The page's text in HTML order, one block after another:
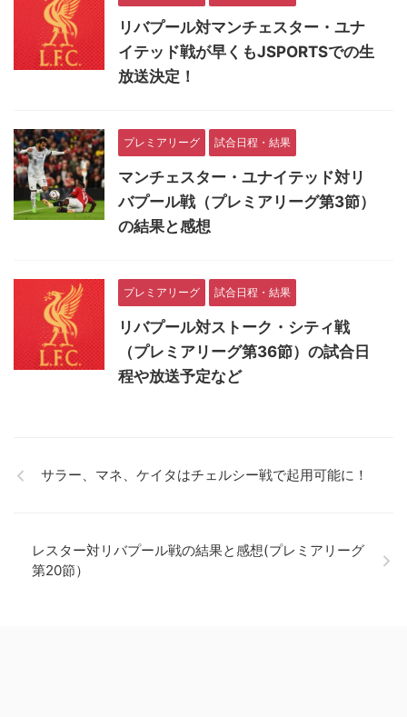
リバプール対マンチェスター・ユナ
イテッド戦が早くもJSPORTSでの生
放送決定！
プレミアリーグ 試合日程・結果
マンチェスター・ユナイテッド対リ
バプール戦（プレミアリーグ第3節）
の結果と感想
プレミアリーグ 試合日程・結果
リバプール対ストーク・シティ戦
（プレミアリーグ第36節）の試合日
程や放送予定など
サラー、マネ、ケイタはチェルシー戦で起用可能に！
レスター対リバプール戦の結果と感想(プレミアリーグ
第20節）